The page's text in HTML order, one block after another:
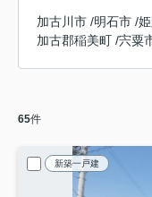
加古川市 /明石市 /
加古郡稲美町 /宍粟
65件
新築一戸建